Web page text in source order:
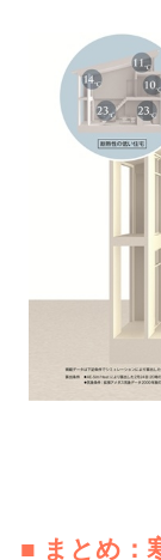
■ まとめ：